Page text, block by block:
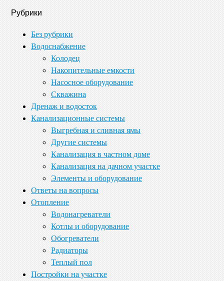
Рубрики
Без рубрики
Водоснабжение
Колодец
Накопительные емкости
Насосное оборудование
Скважина
Дренаж и водосток
Канализационные системы
Выгребная и сливная ямы
Другие системы
Канализация в частном доме
Канализация на дачном участке
Элементы и оборудование
Ответы на вопросы
Отопление
Водонагреватели
Котлы и оборудование
Обогреватели
Радиаторы
Теплый пол
Постройки на участке